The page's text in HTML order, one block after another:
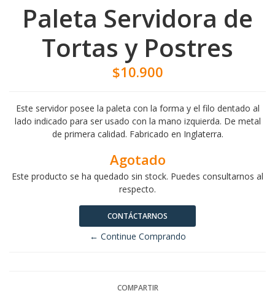
Paleta Servidora de
Tortas y Postres
$10.900
Este servidor posee la paleta con la forma y el filo dentado al
lado indicado para ser usado con la mano izquierda. De metal
de primera calidad. Fabricado en Inglaterra.
Agotado
Este producto se ha quedado sin stock. Puedes consultarnos al
respecto.
CONTÁCTARNOS
← Continue Comprando
COMPARTIR